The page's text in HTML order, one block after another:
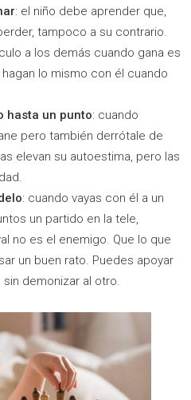
: el niño debe aprender que,
tampoco a su contrario.
a los demás cuando gana es
lo mismo con él cuando
hasta un punto: cuando
pero también derrótale de
elevan su autoestima, pero las
: cuando vayas con él a un
un partido en la tele,
no es el enemigo. Que lo que
un buen rato. Puedes apoyar
demonizar al otro.